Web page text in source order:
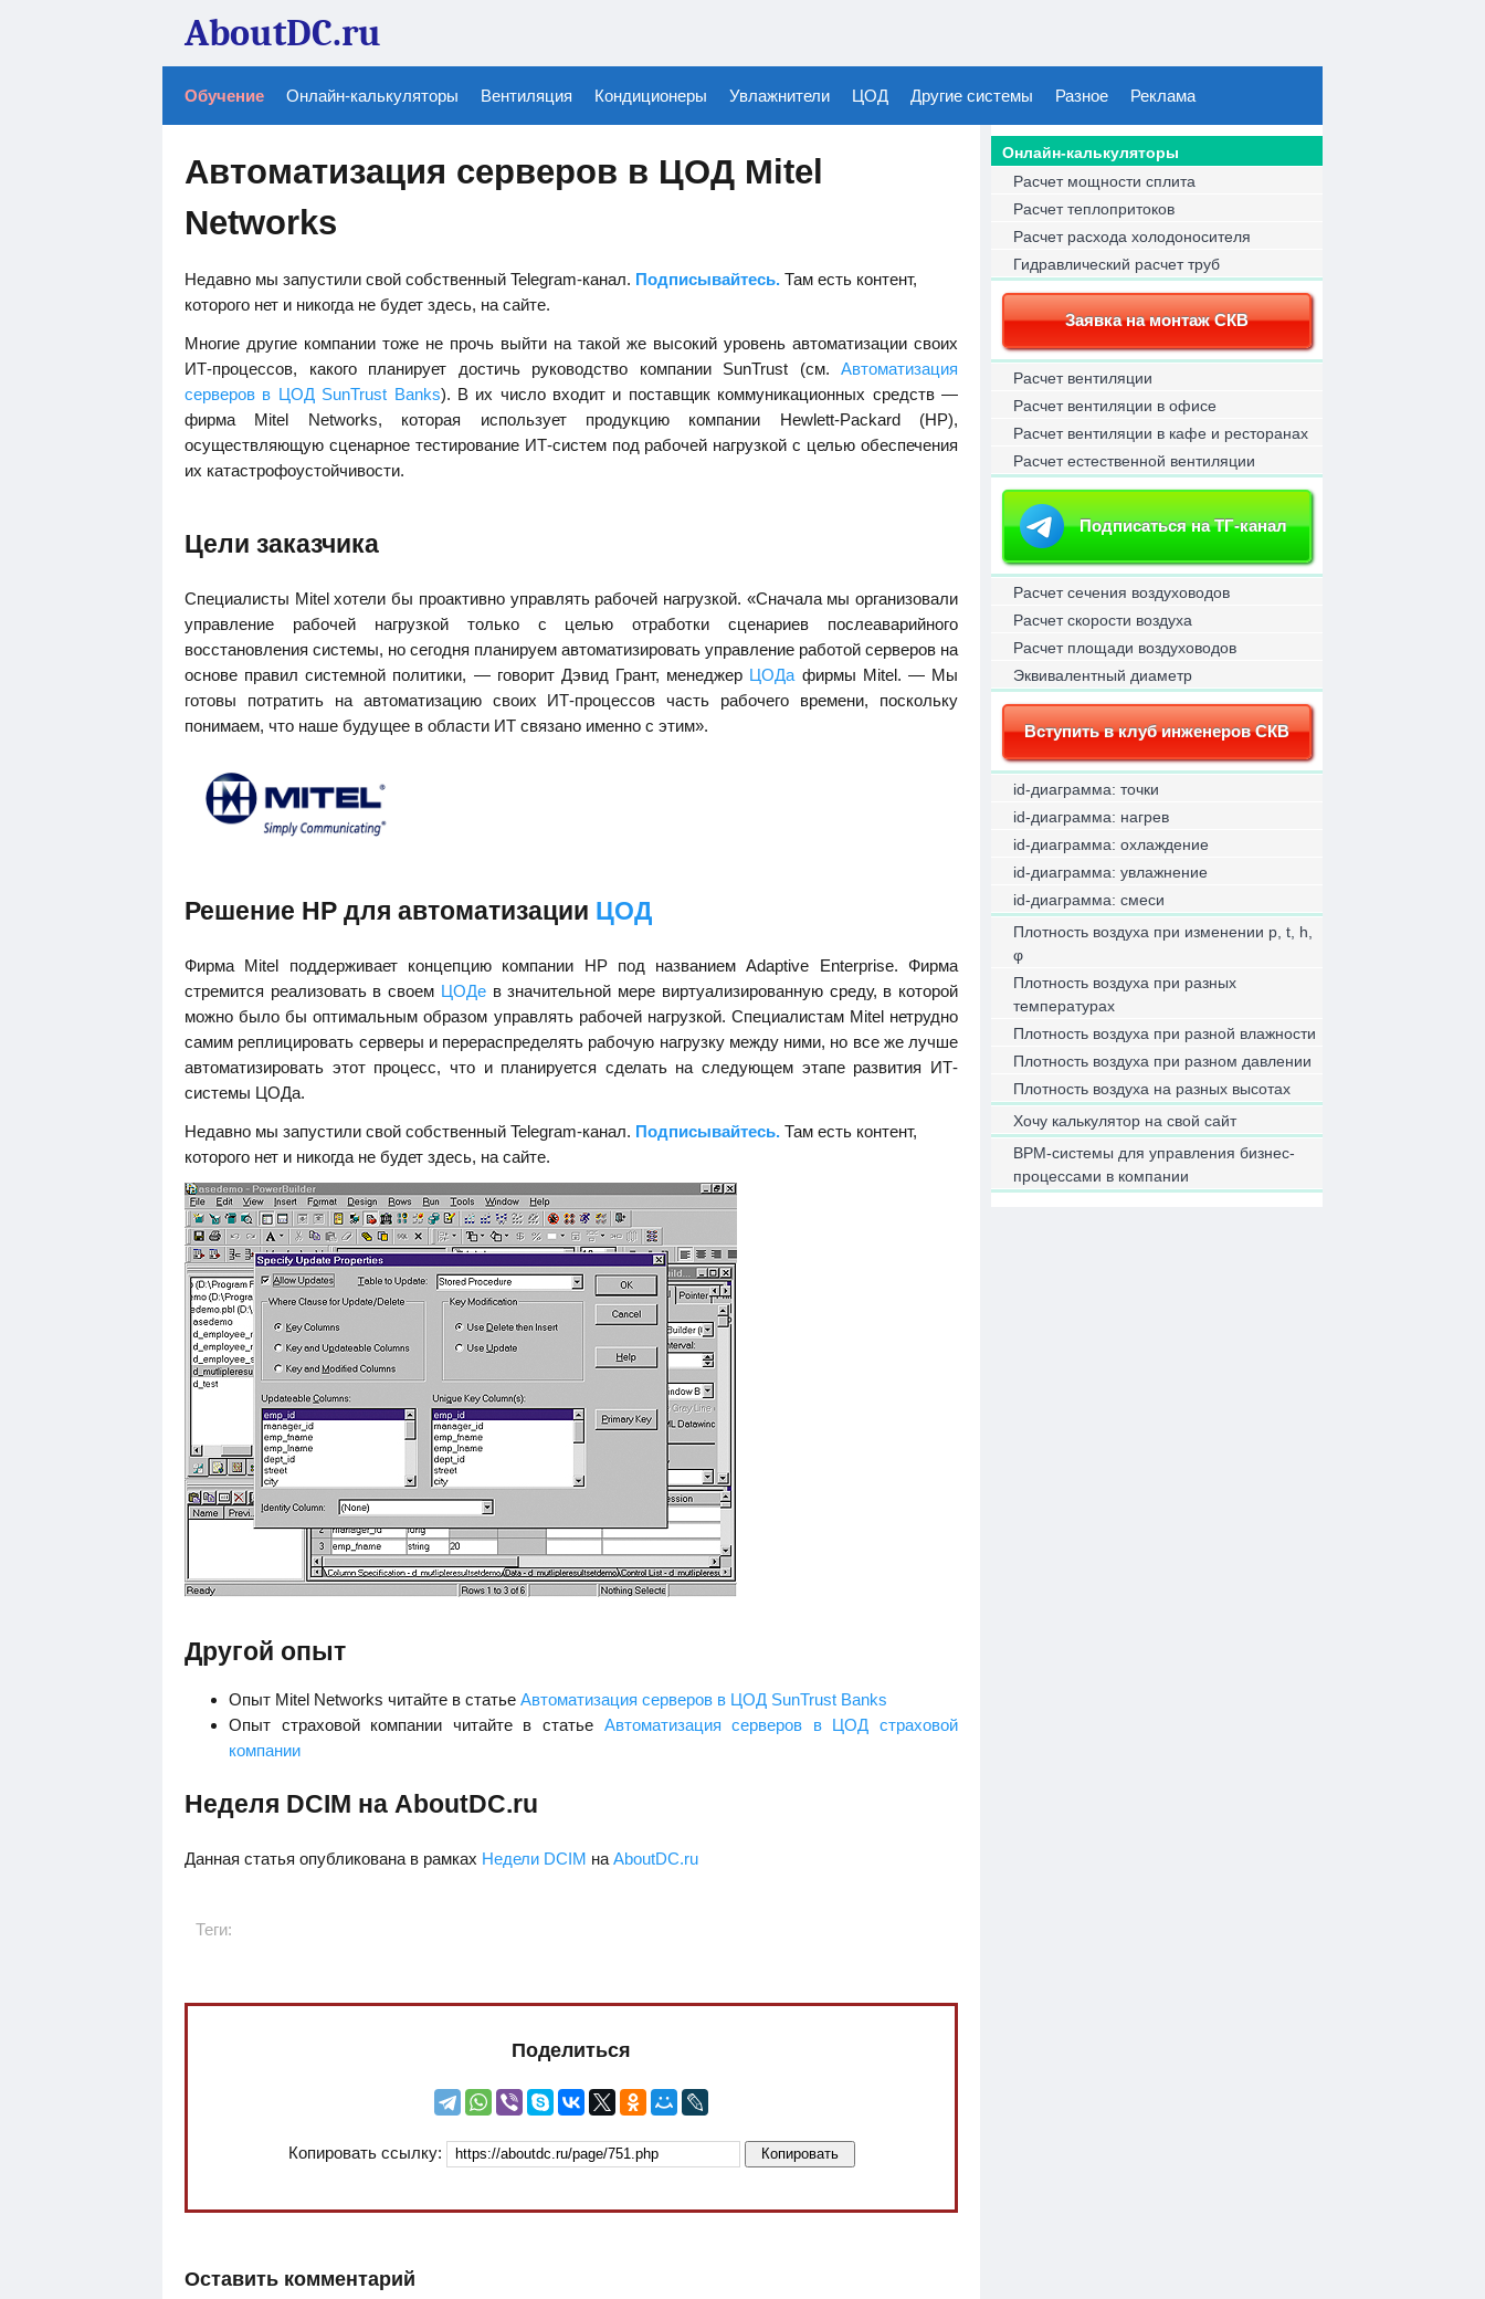
AboutDC.ru
Обучение Онлайн-калькуляторы Вентиляция Кондиционеры Увлажнители ЦОД Другие системы Разное Реклама
Автоматизация серверов в ЦОД Mitel
Networks
Недавно мы запустили свой собственный Telegram-канал. Подписывайтесь. Там есть контент,
которого нет и никогда не будет здесь, на сайте.
Многие другие компании тоже не прочь выйти на такой же высокий уровень автоматизации своих
ИТ-процессов, какого планирует достичь руководство компании SunTrust (см. Автоматизация
серверов в ЦОД SunTrust Banks). В их число входит и поставщик коммуникационных средств —
фирма Mitel Networks, которая использует продукцию компании Hewlett-Packard (НР),
осуществляющую сценарное тестирование ИТ-систем под рабочей нагрузкой с целью обеспечения
их катастрофоустойчивости.
Цели заказчика
Специалисты Mitel хотели бы проактивно управлять рабочей нагрузкой. «Сначала мы организовали
управление рабочей нагрузкой только с целью отработки сценариев послеаварийного
восстановления системы, но сегодня планируем автоматизировать управление работой серверов на
основе правил системной политики, — говорит Дэвид Грант, менеджер ЦОДа фирмы Mitel. — Мы
готовы потратить на автоматизацию своих ИТ-процессов часть рабочего времени, поскольку
понимаем, что наше будущее в области ИТ связано именно с этим».
Решение HP для автоматизации ЦОД
Фирма Mitel поддерживает концепцию компании HP под названием Adaptive Enterprise. Фирма
стремится реализовать в своем ЦОДев значительной мере виртуализированную среду, в которой
можно было бы оптимальным образом управлять рабочей нагрузкой. Специалистам Mitel нетрудно
самим реплицировать серверы и перераспределять рабочую нагрузку между ними, но все же лучше
автоматизировать этот процесс, что и планируется сделать на следующем этапе развития ИТ-
системы ЦОДа.
Недавно мы запустили свой собственный Telegram-канал. Подписывайтесь. Там есть контент,
которого нет и никогда не будет здесь, на сайте.
Другой опыт
Опыт Mitel Networks читайте в статье Автоматизация серверов в ЦОД SunTrust Banks
Опыт страховой компании читайте в статье Автоматизация серверов в ЦОД страховой
компании
Неделя DCIM на AboutDC.ru
Данная статья опубликована в рамках Недели DCIM на AboutDC.ru
Теги:
Поделиться
Копировать ссылку: Копировать
Оставить комментарий
Онлайн-калькуляторы
Расчет мощности сплита
Расчет теплопритоков
Расчет расхода холодоносителя
Гидравлический расчет труб
Заявка на монтаж СКВ
Расчет вентиляции
Расчет вентиляции в офисе
Расчет вентиляции в кафе и ресторанах
Расчет естественной вентиляции
Подписаться на ТГ-канал
Расчет сечения воздуховодов
Расчет скорости воздуха
Расчет площади воздуховодов
Эквивалентный диаметр
Вступить в клуб инженеров СКВ
id-диаграмма: точки
id-диаграмма: нагрев
id-диаграмма: охлаждение
id-диаграмма: увлажнение
id-диаграмма: смеси
Плотность воздуха при изменении p, t, h,
φ
Плотность воздуха при разных
температурах
Плотность воздуха при разной влажности
Плотность воздуха при разном давлении
Плотность воздуха на разных высотах
Хочу калькулятор на свой сайт
BPM-системы для управления бизнес-
процессами в компании